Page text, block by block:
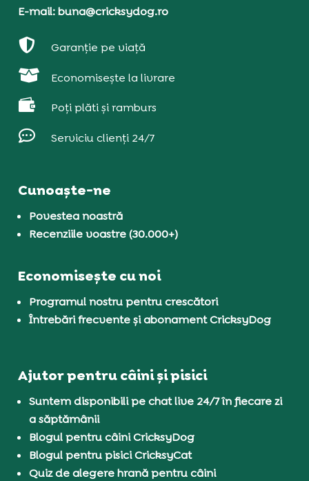
E-mail: buna@cricksydog.ro
 Garanție pe viață
 Economisește la livrare
 Poți plăti și ramburs
 Serviciu clienți 24/7
Cunoaște-ne
Povestea noastră
Recenziile voastre (30.000+)
Economisește cu noi
Programul nostru pentru crescători
Întrebări frecvente și abonament CricksyDog
Ajutor pentru câini și pisici
Suntem disponibili pe chat live 24/7 în fiecare zi
a săptămânii
Blogul pentru câini CricksyDog
Blogul pentru pisici CricksyCat
Quiz de alegere hrană pentru câini